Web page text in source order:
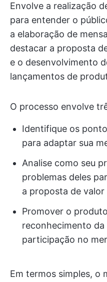
Envolve a realização
para entender o
a elaboração de
destacar a proposta
e o desenvolvimento
lançamentos de
O processo envolve
Identifique os
para adaptar sua
Analise como seu
problemas deles
a proposta de
Promover o
reconhecimento
participação no
Em termos simples, o